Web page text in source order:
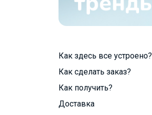
Как здесь все устроено?
Как сделать заказ?
Как получить?
Доставка